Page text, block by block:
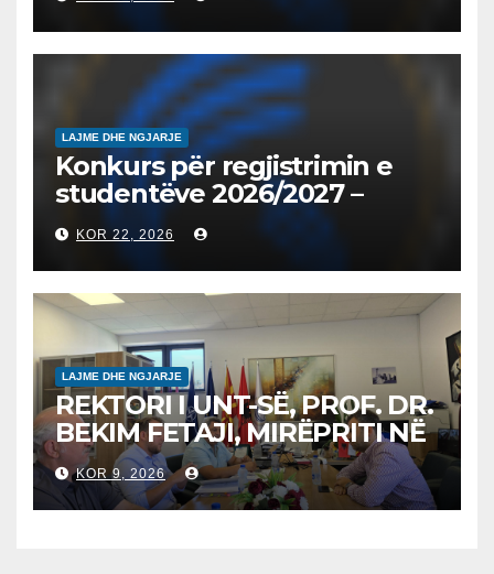
запишување на студенти
на втор циклус студии за
2026/2027
LAJME DHE NGJARJE
Konkurs për regjistrimin e
studentëve 2026/2027 –
Конкурс за запишување на
студенти за 2026/2027
KOR 22, 2026
LAJME DHE NGJARJE
REKTORI I UNT-SË, PROF. DR.
BEKIM FETAJI, MIRËPRITI NË
TAKIM ZYRTAR DREJTORIN E
SH.A MEPSO, DR. BURIM
LATIFIN
KOR 9, 2026